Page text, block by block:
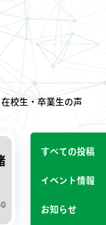
在校生・卒業生の声
すべての投稿
イベント情報
お知らせ